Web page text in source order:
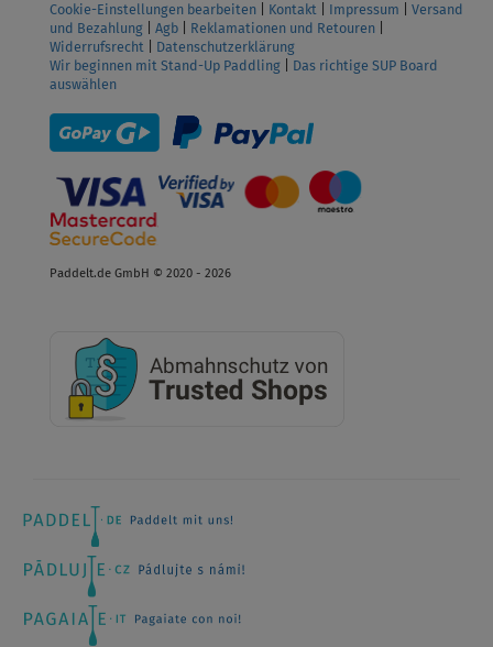
Cookie-Einstellungen bearbeiten Kontakt Impressum
Versand
und Bezahlung
Agb Reklamationen und Retouren
Widerrufsrecht
Datenschutzerklärung
Wir beginnen mit Stand-Up Paddling
Das richtige SUP Board
auswählen
Paddelt.de GmbH © 2020 - 2026